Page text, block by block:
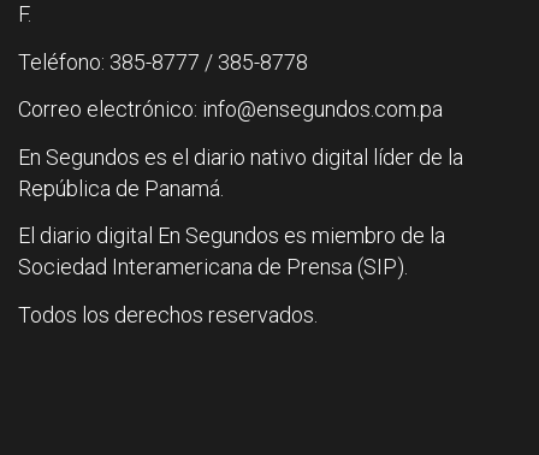
F.
Teléfono: 385-8777 / 385-8778
Correo electrónico: info@ensegundos.com.pa
En Segundos es el diario nativo digital líder de la
República de Panamá.
El diario digital En Segundos es miembro de la
Sociedad Interamericana de Prensa (SIP).
Todos los derechos reservados.